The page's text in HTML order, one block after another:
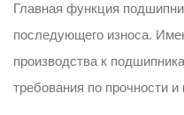
Главная функция
последующего износа.
производства к
требования по прочности и